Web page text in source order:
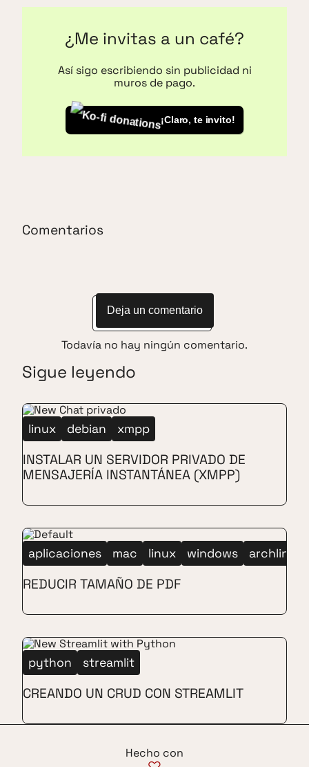
¿Me invitas a un café?
Así sigo escribiendo sin publicidad ni
muros de pago.
¡Claro, te invito!
Comentarios
Deja un comentario
Todavía no hay ningún comentario.
Sigue leyendo
linux debian xmpp
INSTALAR UN SERVIDOR PRIVADO DE
MENSAJERÍA INSTANTÁNEA (XMPP)
aplicaciones mac linux windows archlinux
REDUCIR TAMAÑO DE PDF
python streamlit
CREANDO UN CRUD CON STREAMLIT
Hecho con